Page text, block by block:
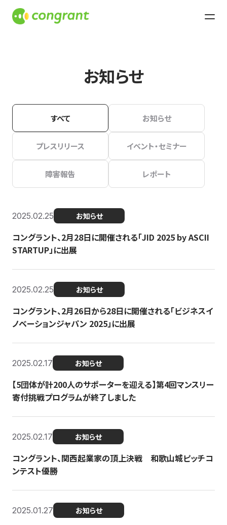
お知らせ
すべて お知らせ
プレスリリース イベント・セミナー
障害報告 レポート
2025.02.25 お知らせ
コングラント、2月28日に開催される「JID 2025 by ASCII
STARTUP」に出展
2025.02.25 お知らせ
コングラント、2月26日から28日に開催される「ビジネスイ
ノベーションジャパン 2025」に出展
2025.02.17 お知らせ
【5団体が計200人のサポーターを迎える】​​第4回マンスリー
寄付挑戦プログラムが終了しました
2025.02.17 お知らせ
コングラント、関西起業家の頂上決戦 和歌山城ピッチコ
ンテスト優勝
2025.01.27 お知らせ